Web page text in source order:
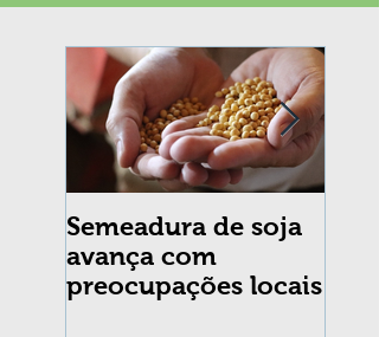
Semeadura de soja
avança com
preocupações locais